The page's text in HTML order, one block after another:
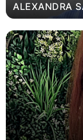
ALEXANDRA